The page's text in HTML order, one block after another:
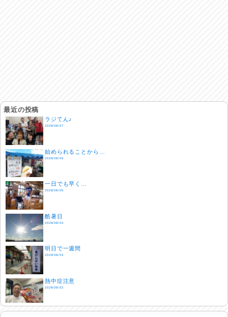
最近の投稿
ラジてん♪
2026/08/07
始められることから…
2026/08/06
一日でも早く…
2026/08/05
酷暑日
2026/08/04
明日で一週間
2026/08/03
熱中症注意
2026/08/02
非常時には…